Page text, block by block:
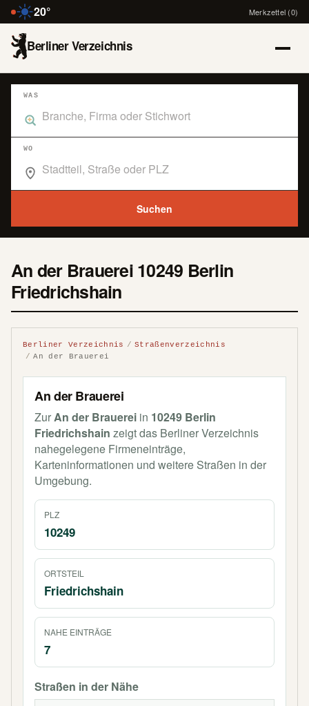
20° Merkzettel (0)
Berliner Verzeichnis
WAS
Was suchst du im Branchenbuch Berlin?
WO
Suchen
An der Brauerei 10249 Berlin
Friedrichshain
Berliner Verzeichnis
Straßenverzeichnis
An der Brauerei
An der Brauerei
ZurAn der Brauerei in 10249 Berlin
Friedrichshain zeigt das Berliner Verzeichnis
nahegelegene Firmeneinträge,
Karteninformationen und weitere Straßen in der
Umgebung.
PLZ
10249
ORTSTEIL
Friedrichshain
NAHE EINTRÄGE
7
Straßen in der Nähe